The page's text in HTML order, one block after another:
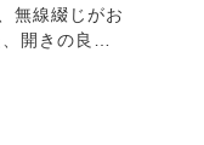
無線綴じがお
開きの良…